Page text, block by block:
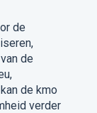
de
de
de kmo
verder